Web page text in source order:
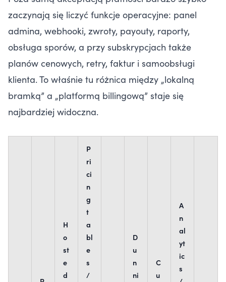
zaczynają się liczyć funkcje operacyjne: panel
admina, webhooki, zwroty, payouty, raporty,
obsługa sporów, a przy subskrypcjach także
planów cenowych, retry, faktur i samoobsługi
klienta. To właśnie tu różnica między „lokalną
bramką” a „platformą billingową” staje się
najbardziej widoczna.
H
o
st
e
d
P
ri
ci
n
g
t
a
bl
e
s
/
D
u
n
ni
C
u
A
n
al
yt
ic
s